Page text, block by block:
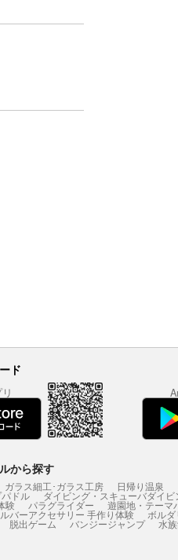
ド
から探す
ガラス細工･ガラス工房 日帰り温泉
ドル ダイビング・スキューバダイビ
験 パラグライダー 遊園地・テーマ
バーアクセサリー 手作り体験 ボル
脱出ゲーム バンジージャンプ 水